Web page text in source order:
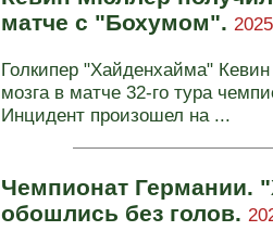
матче с "Бохумом".
Голкипер "Хайденхайма"
мозга в матче 32‑го тура
Инцидент произошел на ...
Чемпионат Германии.
обошлись без голов.